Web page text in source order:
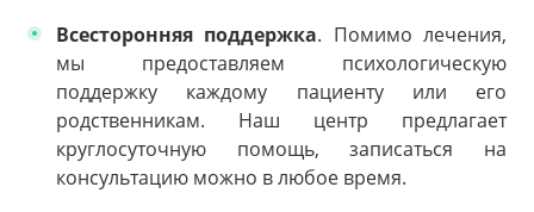
Всесторонняя поддержка. Помимо лечения,
мы предоставляем психологическую
поддержку каждому пациенту или его
родственникам. Наш центр предлагает
круглосуточную помощь, записаться на
консультацию можно в любое время.